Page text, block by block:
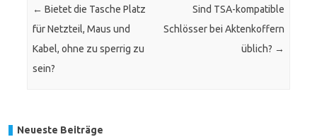
← Bietet die Tasche Platz
für Netzteil, Maus und
Kabel, ohne zu sperrig zu
sein?
Sind TSA-kompatible
Schlösser bei Aktenkoffern
üblich? →
Neueste Beiträge